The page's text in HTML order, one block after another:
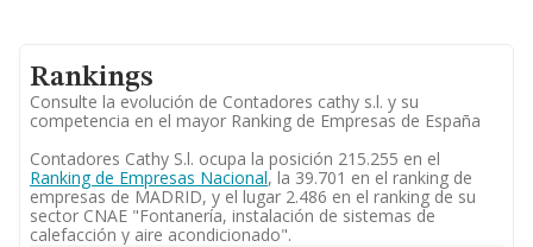
Rankings
Consulte la evolución de Contadores cathy s.l. y su
competencia en el mayor Ranking de Empresas de España
Contadores Cathy S.l. ocupa la posición 215.255 en el
Ranking de Empresas Nacional, la 39.701 en el ranking de
empresas de MADRID, y el lugar 2.486 en el ranking de su
sector CNAE "Fontanería, instalación de sistemas de
calefacción y aire acondicionado".